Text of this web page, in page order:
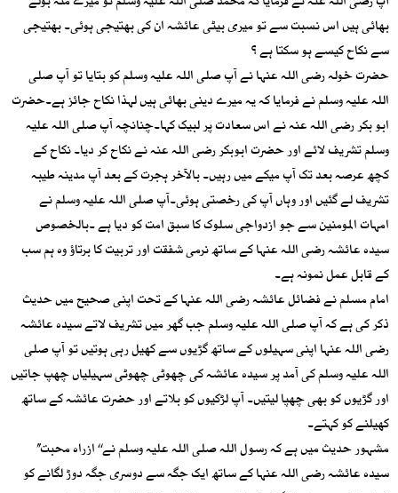
بھائی ہیں اس نسبت سے تو میری بیٹی عائشہ ان کی بھتیجی ہوئی۔ بھتیجی
سے نکاح کیسے ہو سکتا ہے ؟
حضرت خولہ رضی اللہ عنہا نے آپ صلی اللہ علیہ وسلم کو بتایا تو آپ صلی
اللہ علیہ وسلم نے فرمایا کہ یہ میرے دینی بھائی ہیں لہذا نکاح جائز ہے۔حضرت
ابو بکر رضی اللہ عنہ نے اس سعادت پر لبیک کہا۔چنانچہ آپ صلی اللہ علیہ
وسلم تشریف لائے اور حضرت ابوبکر رضی اللہ عنہ نے نکاح کر دیا۔ نکاح کے
کچھ عرصہ بعد تک آپ میکے میں رہیں۔ بالآخر ہجرت کے بعد آپ مدینہ طیبہ
تشریف لے گئیں اور وہاں آپ کی رخصتی ہوئی۔آپ صلی اللہ علیہ وسلم نے
امہات المومنین سے جو ازدواجی سلوک کا سبق امت کو دیا ہے ۔بالخصوص
سیدہ عائشہ رضی اللہ عنہا کے ساتھ نرمی شفقت اور تربیت کا برتاؤ وہ ہم سب
کے قابل عمل نمونہ ہے۔
امام مسلم نے فضائل عائشہ رضی اللہ عنہا کے تحت اپنی صحیح میں حدیث
ذکر کی ہے کہ آپ صلی اللہ علیہ وسلم جب گھر میں تشریف لاتے سیدہ عائشہ
رضی اللہ عنہا اپنی سہیلوں کے ساتھ گڑیوں سے کھیل رہی ہوتیں تو آپ صلی
اللہ علیہ وسلم کی آمد پر سیدہ عائشہ کی چھوٹی چھوٹی سہیلیاں چھپ جاتیں
اور گڑیوں کو بھی چھپا لیتیں۔ آپ لڑکیوں کو بلاتے اور حضرت عائشہ کے ساتھ
کھیلنے کو کہتے۔
مشہور حدیث میں ہے کہ رسول اللہ صلی اللہ علیہ وسلم نے‘‘ ازراہ محبت’’
سیدہ عائشہ رضی اللہ عنہا کے ساتھ ایک جگہ سے دوسری جگہ دوڑ لگانے کو